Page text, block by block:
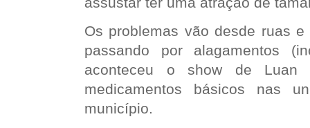
Os problemas vão desde ruas
passando por alagamentos
aconteceu o show de Luan
medicamentos básicos nas
município.